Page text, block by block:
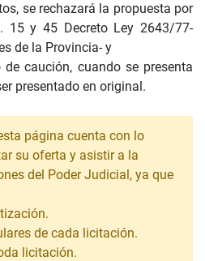
se rechazará la propuesta por
15 y 45 Decreto Ley 2643/77-
de la Provincia- y
caución, cuando se presenta
presentado en original.
página cuenta con lo
su oferta y asistir a la
del Poder Judicial, ya que
de cada licitación.
licitación.